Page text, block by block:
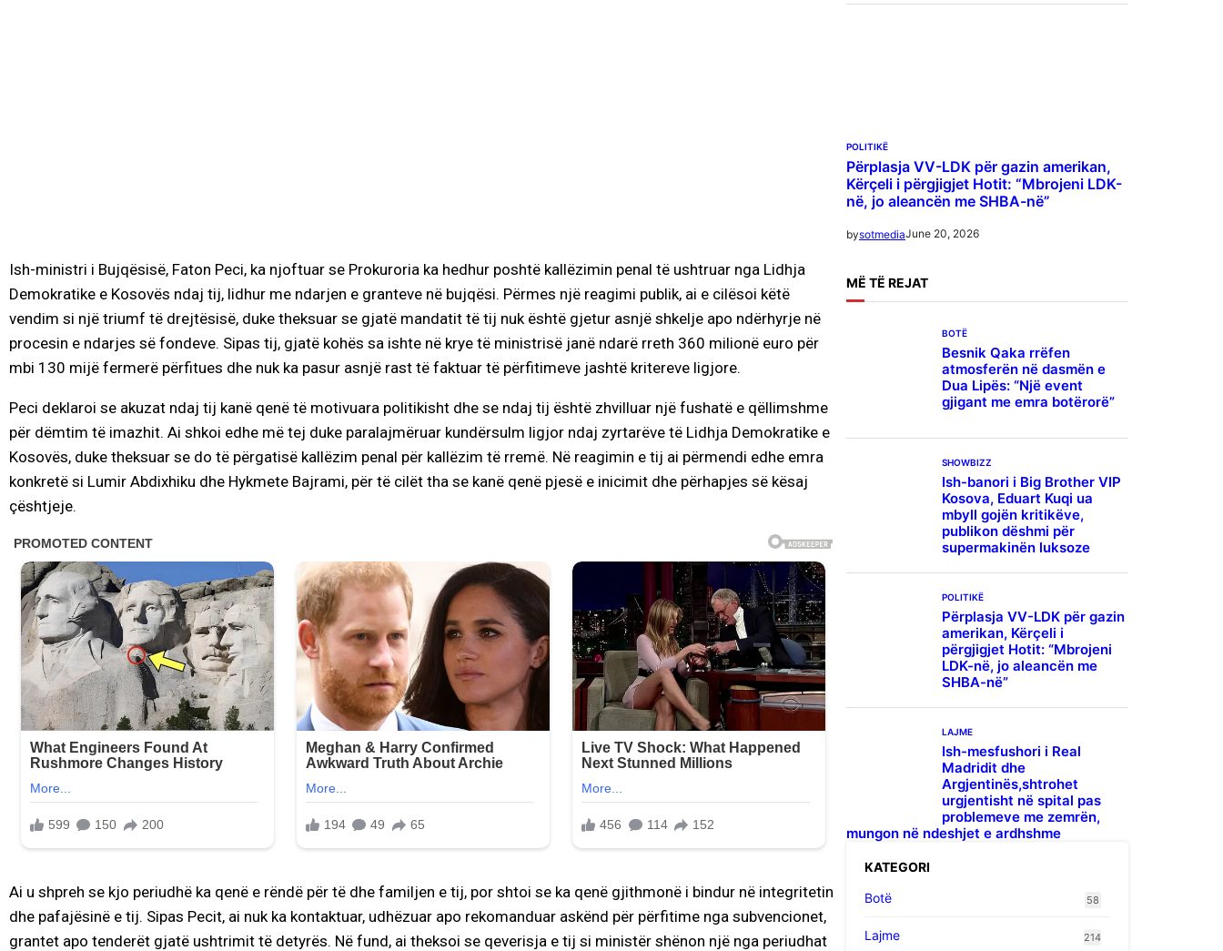
Ish-ministri i Bujqësisë, Faton Peci, ka njoftuar se Prokuroria ka hedhur poshtë kallëzimin penal të ushtruar nga Lidhja
Demokratike e Kosovës ndaj tij, lidhur me ndarjen e granteve në bujqësi. Përmes një reagimi publik, ai e cilësoi këtë
vendim si një triumf të drejtësisë, duke theksuar se gjatë mandatit të tij nuk është gjetur asnjë shkelje apo ndërhyrje në
procesin e ndarjes së fondeve. Sipas tij, gjatë kohës sa ishte në krye të ministrisë janë ndarë rreth 360 milionë euro për
mbi 130 mijë fermerë përfitues dhe nuk ka pasur asnjë rast të faktuar të përfitimeve jashtë kritereve ligjore.
Peci deklaroi se akuzat ndaj tij kanë qenë të motivuara politikisht dhe se ndaj tij është zhvilluar një fushatë e qëllimshme
për dëmtim të imazhit. Ai shkoi edhe më tej duke paralajmëruar kundërsulm ligjor ndaj zyrtarëve të Lidhja Demokratike e
Kosovës, duke theksuar se do të përgatisë kallëzim penal për kallëzim të rremë. Në reagimin e tij ai përmendi edhe emra
konkretë si Lumir Abdixhiku dhe Hykmete Bajrami, për të cilët tha se kanë qenë pjesë e inicimit dhe përhapjes së kësaj
çështjeje.
Ai u shpreh se kjo periudhë ka qenë e rëndë për të dhe familjen e tij, por shtoi se ka qenë gjithmonë i bindur në integritetin
dhe pafajësinë e tij. Sipas Pecit, ai nuk ka kontaktuar, udhëzuar apo rekomanduar askënd për përfitime nga subvencionet,
grantet apo tenderët gjatë ushtrimit të detyrës. Në fund, ai theksoi se qeverisja e tij si ministër shënon një nga periudhat
POLITIKË
Përplasja VV-LDK për gazin amerikan,
Kërçeli i përgjigjet Hotit: “Mbrojeni LDK-
në, jo aleancën me SHBA-në”
bysotmediaJune 20, 2026
MË TË REJAT
BOTË
Besnik Qaka rrëfen
atmosferën në dasmën e
Dua Lipës: “Një event
gjigant me emra botërorë”
SHOWBIZZ
Ish-banori i Big Brother VIP
Kosova, Eduart Kuqi ua
mbyll gojën kritikëve,
publikon dëshmi për
supermakinën luksoze
POLITIKË
Përplasja VV-LDK për gazin
amerikan, Kërçeli i
përgjigjet Hotit: “Mbrojeni
LDK-në, jo aleancën me
SHBA-në”
LAJME
Ish-mesfushori i Real
Madridit dhe
Argjentinës,shtrohet
urgjentisht në spital pas
problemeve me zemrën,
mungon në ndeshjet e ardhshme
KATEGORI
Botë
58
Lajme 214